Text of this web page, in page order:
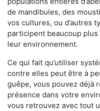
de mandibules, des
vos cultures, ou d’autres
participent beaucoup
leur environnement.
Ce qui fait qu’utiliser
contre elles peut être à
guêpe, vous pouvez déjà
présence dans votre
vous retrouvez avec tout